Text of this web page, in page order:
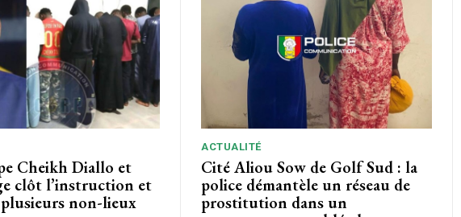
Cheikh Diallo et
clôt l’instruction et
non-lieux
ACTUALITÉ
Cité Aliou Sow de Golf Sud : la
police démantèle un réseau de
prostitution dans un